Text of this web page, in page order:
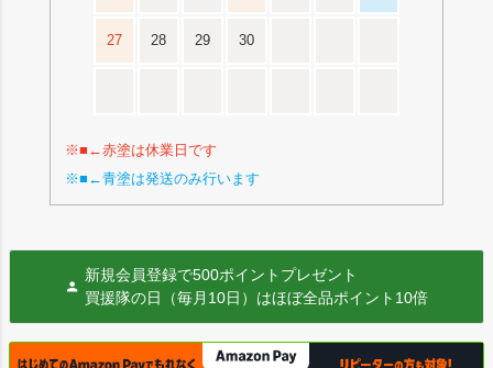
27 28 29 30
※■←赤塗は休業日です
※■←青塗は発送のみ行います
新規会員登録で500ポイントプレゼント
買援隊の日（毎月10日）はほぼ全品ポイント10倍